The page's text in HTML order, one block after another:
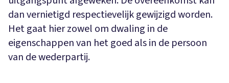
dan vernietigd respectievelijk gewijzigd worden.
Het gaat hier zowel om dwaling in de
eigenschappen van het goed als in de persoon
van de wederpartij.